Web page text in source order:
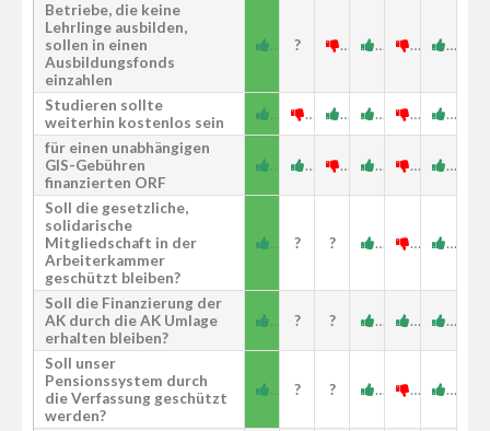
Betriebe, die keine
Lehrlinge ausbilden,
sollen in einen
Ausbildungsfonds
einzahlen
?
Studieren sollte
weiterhin kostenlos sein
für einen unabhängigen
GIS-Gebühren
finanzierten ORF
Soll die gesetzliche,
solidarische
Mitgliedschaft in der
Arbeiterkammer
geschützt bleiben?
? ?
Soll die Finanzierung der
AK durch die AK Umlage
erhalten bleiben?
? ?
Soll unser
Pensionssystem durch
die Verfassung geschützt
werden?
? ?